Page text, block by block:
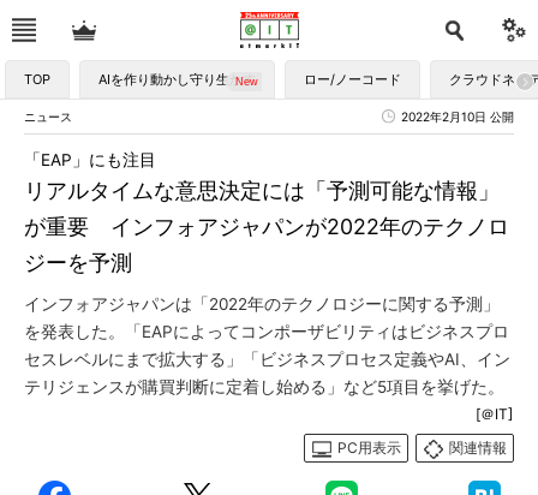
TOP AIを作り動かし守り生かす ロー/ノーコード クラウドネイ
ニュース 2022年2月10日 公開
リアルタイムな意思決定には「予測可能な情報」
が重要 インフォアジャパンが2022年のテクノロ
ジーを予測
「EAP」にも注目
インフォアジャパンは「2022年のテクノロジーに関する予測」
を発表した。「EAPによってコンポーザビリティはビジネスプロ
セスレベルにまで拡大する」「ビジネスプロセス定義やAI、イン
テリジェンスが購買判断に定着し始める」など5項目を挙げた。
[＠IT]
PC用表示
関連情報